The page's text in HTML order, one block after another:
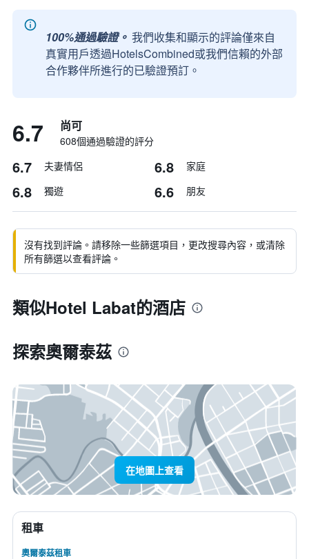
100%通過驗證。 我們收集和顯示的評論僅來自
真實用戶透過HotelsCombined或我們信賴的外部
合作夥伴所進行的已驗證預訂。
6.7 尚可
608個通過驗證的評分
6.7 夫妻情侶 6.8 家庭
6.8 獨遊 6.6 朋友
沒有找到評論。請移除一些篩選項目，更改搜尋內容，或清除
所有篩選以查看評論。
類似Hotel Labat的酒店
探索奧爾泰茲
在地圖上查看
租車
奧爾泰茲租車